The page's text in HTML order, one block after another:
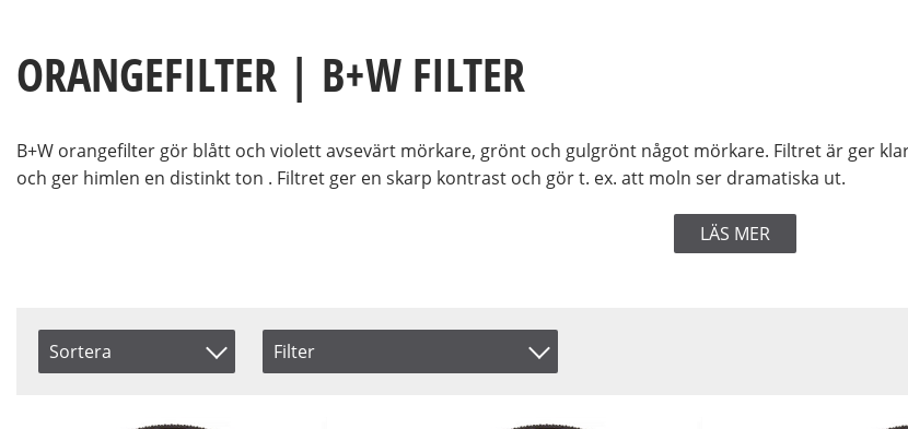
ORANGEFILTER | B+W FILTER
B+W orangefilter gör blått och violett avsevärt mörkare, grönt och gulgrönt något mörkare. Filtret är ger
och ger himlen en distinkt ton . Filtret ger en skarp kontrast och gör t. ex. att moln ser dramatiska ut.
LÄS MER
Sortera Filter